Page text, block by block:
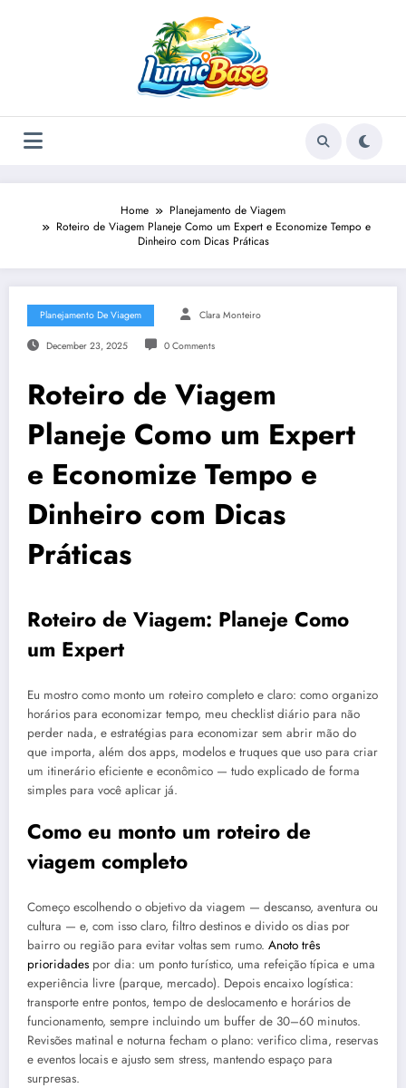
Home
Planejamento de Viagem
Roteiro de Viagem Planeje Como um Expert e Economize Tempo e
Dinheiro com Dicas Práticas
Planejamento De Viagem Clara Monteiro
December 23, 2025 0 Comments
Roteiro de Viagem
Planeje Como um Expert
e Economize Tempo e
Dinheiro com Dicas
Práticas
Roteiro de Viagem: Planeje Como
um Expert
Eu mostro como monto um roteiro completo e claro: como organizo
horários para economizar tempo, meu checklist diário para não
perder nada, e estratégias para economizar sem abrir mão do
que importa, além dos apps, modelos e truques que uso para criar
um itinerário eficiente e econômico — tudo explicado de forma
simples para você aplicar já.
Como eu monto um roteiro de
viagem completo
Começo escolhendo o objetivo da viagem — descanso, aventura ou
cultura — e, com isso claro, filtro destinos e divido os dias por
bairro ou região para evitar voltas sem rumo. Anoto três
prioridades por dia: um ponto turístico, uma refeição típica e uma
experiência livre (parque, mercado). Depois encaixo logística:
transporte entre pontos, tempo de deslocamento e horários de
funcionamento, sempre incluindo um buffer de 30–60 minutos.
Revisões matinal e noturna fecham o plano: verifico clima, reservas
e eventos locais e ajusto sem stress, mantendo espaço para
surpresas.